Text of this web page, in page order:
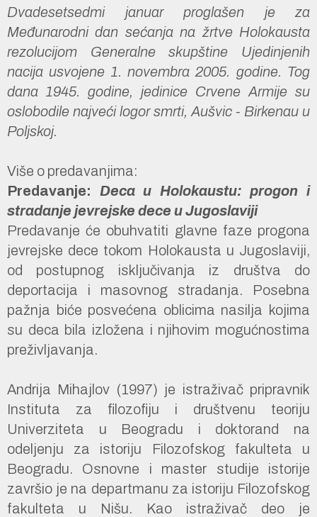
Dvadesetsedmi januar proglašen je za
Međunarodni dan sećanja na žrtve Holokausta
rezolucijom Generalne skupštine Ujedinjenih
nacija usvojene 1. novembra 2005. godine. Tog
dana 1945. godine, jedinice Crvene Armije su
oslobodile najveći logor smrti, Aušvic - Birkenau u
Poljskoj.
Više o predavanjima:
Predavanje: Deca u Holokaustu: progon i
stradanje jevrejske dece u Jugoslaviji
Predavanje će obuhvatiti glavne faze progona
jevrejske dece tokom Holokausta u Jugoslaviji,
od postupnog isključivanja iz društva do
deportacija i masovnog stradanja. Posebna
pažnja biće posvećena oblicima nasilja kojima
su deca bila izložena i njihovim mogućnostima
preživljavanja.
Andrija Mihajlov (1997) je istraživač pripravnik
Instituta za filozofiju i društvenu teoriju
Univerziteta u Beogradu i doktorand na
odeljenju za istoriju Filozofskog fakulteta u
Beogradu. Osnovne i master studije istorije
završio je na departmanu za istoriju Filozofskog
fakulteta u Nišu. Kao istraživač deo je